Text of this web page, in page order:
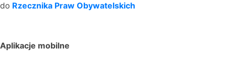
do Rzecznika Praw Obywatelskich
Aplikacje mobilne